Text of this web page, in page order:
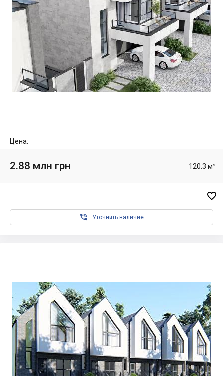
Цена:
2.88 млн грн 120.3 м²

 Уточнить наличие